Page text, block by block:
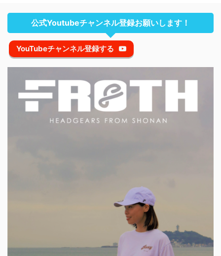
公式Youtubeチャンネル登録お願いします！
YouTubeチャンネル登録する